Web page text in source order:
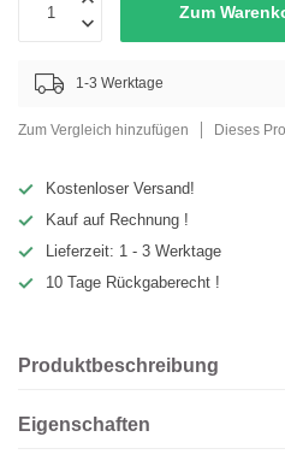
Zum
1-3 Werktage
Zum Vergleich hinzufügen Dieses
Kostenloser Versand!
Kauf auf Rechnung !
Lieferzeit: 1 - 3 Werktage
10 Tage Rückgaberecht !
Produktbeschreibung
Eigenschaften